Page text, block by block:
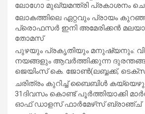
ലോഗോ മുഖ്യമന്ത്രി പ്രകാശനം
ലോകത്തിലെ ഏറ്റവും പ്രായം
പ്രൊഫസർ ഇനി അമേരിക്കൻ
തോമസ്
പുഴയും പ്രകൃതിയും മനുഷ്യനും:
നയങ്ങളും ആവർത്തിക്കുന്ന
ജെയിംസ് കെ. ജോൺ(ലബ്ബക്ക്,
ചരിത്രം കുറിച്ച് ബൈബിൾ
31ദിവസം കൊണ്ട് പൂർത്തിയാക്കി
ഓഫ് ഡാളസ് ഫാർമേഴ്‌സ് ബ്രാഞ്ച്